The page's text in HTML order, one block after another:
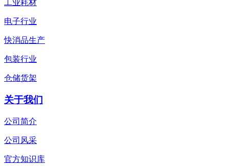
工业耗材
电子行业
快消品生产
包装行业
仓储货架
关于我们
公司简介
公司风采
官方知识库